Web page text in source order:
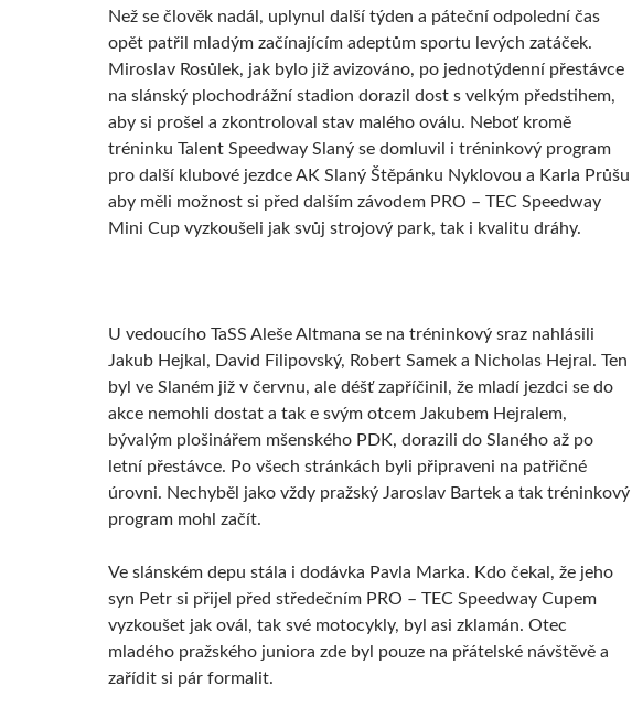
Než se člověk nadál, uplynul další týden a páteční odpolední čas
opět patřil mladým začínajícím adeptům sportu levých zatáček.
Miroslav Rosůlek, jak bylo již avizováno, po jednotýdenní přestávce
na slánský plochodrážní stadion dorazil dost s velkým předstihem,
aby si prošel a zkontroloval stav malého oválu. Neboť kromě
tréninku Talent Speedway Slaný se domluvil i tréninkový program
pro další klubové jezdce AK Slaný Štěpánku Nyklovou a Karla Průšu
aby měli možnost si před dalším závodem PRO – TEC Speedway
Mini Cup vyzkoušeli jak svůj strojový park, tak i kvalitu dráhy.
U vedoucího TaSS Aleše Altmana se na tréninkový sraz nahlásili
Jakub Hejkal, David Filipovský, Robert Samek a Nicholas Hejral. Ten
byl ve Slaném již v červnu, ale déšť zapříčinil, že mladí jezdci se do
akce nemohli dostat a tak e svým otcem Jakubem Hejralem,
bývalým plošinářem mšenského PDK, dorazili do Slaného až po
letní přestávce. Po všech stránkách byli připraveni na patřičné
úrovni. Nechyběl jako vždy pražský Jaroslav Bartek a tak tréninkový
program mohl začít.
Ve slánském depu stála i dodávka Pavla Marka. Kdo čekal, že jeho
syn Petr si přijel před středečním PRO – TEC Speedway Cupem
vyzkoušet jak ovál, tak své motocykly, byl asi zklamán. Otec
mladého pražského juniora zde byl pouze na přátelské návštěvě a
zařídit si pár formalit.